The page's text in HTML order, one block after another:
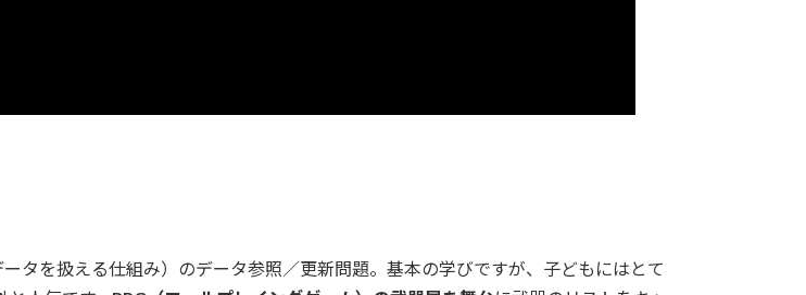
タを扱える仕組み）のデータ参照／更新問題。基本の学びですが、子どもにはとて